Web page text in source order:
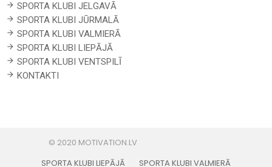
SPORTA KLUBI JELGAVĀ
SPORTA KLUBI JŪRMALĀ
SPORTA KLUBI VALMIERĀ
SPORTA KLUBI LIEPĀJĀ
SPORTA KLUBI VENTSPILĪ
KONTAKTI
SPORTA KLUBI LIEPĀJĀ SPORTA KLUBI VALMIERĀ